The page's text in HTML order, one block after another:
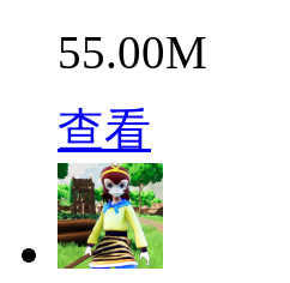
55.00M
查看